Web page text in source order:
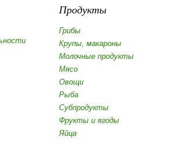
Продукты
Грибы
Крупы, макароны
Молочные продукты
Мясо
Овощи
Рыба
Субпродукты
Фрукты и ягоды
Яйца